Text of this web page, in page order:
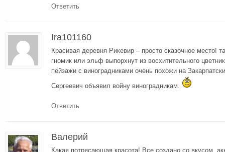
Ответить
Ira101160
Красивая деревня Рикевир – просто сказочное место!
гномик или эльф выпорхнут из восхитительного
пейзажи с виноградниками очень похожи на
Сергеевич объявил войну виноградникам.
Ответить
Валерий
Какая потрясающая красота! Все создано со вкусом,